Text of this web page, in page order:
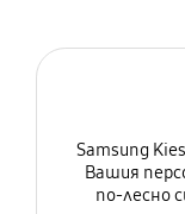
Samsung
Вашия
по-лесно